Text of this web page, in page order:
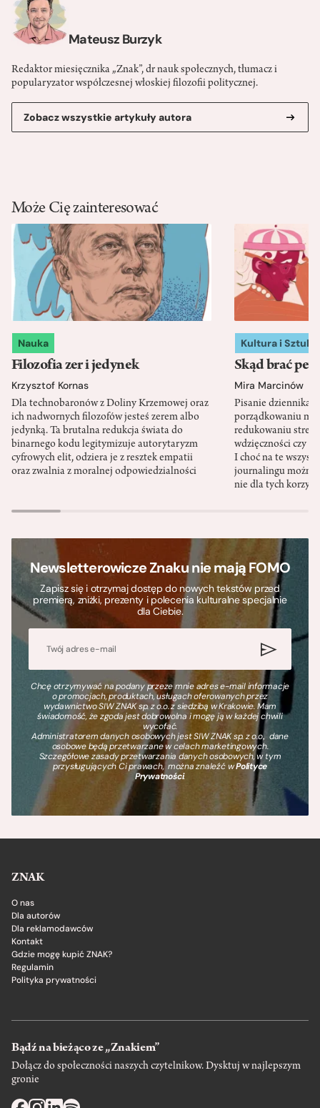
Mateusz Burzyk
Redaktor miesięcznika „Znak”, dr nauk społecznych, tłumacz i
popularyzator współczesnej włoskiej filozofii politycznej.
Zobacz wszystkie artykuły autora
Może Cię zainteresować
Nauka
Filozofia zer i jedynek
Krzysztof Kornas
Dla technobaronów z Doliny Krzemowej oraz
ich nadwornych filozofów jesteś zerem albo
jedynką. Ta brutalna redukcja świata do
binarnego kodu legitymizuje autorytaryzm
cyfrowych elit, odziera je z resztek empatii
oraz zwalnia z moralnej odpowiedzialności
Kultura i Sztuka
Skąd brać
Mira Marcinów
Pisanie dziennika
porządkowaniu
redukowaniu
wdzięczności czy
I choć na te
journalingu można
nie dla tych
Newsletterowicze Znaku nie mają FOMO
Zapisz się i otrzymaj dostęp do nowych tekstów przed
premierą, zniżki, prezenty i polecenia kulturalne specjalnie
dla Ciebie.
Chcę otrzymywać na podany przeze mnie adres e-mail informacje
o promocjach, produktach, usługach oferowanych przez
wydawnictwo SIW ZNAK sp. z o.o. z siedzibą w Krakowie. Mam
świadomość, że zgoda jest dobrowolna i mogę ją w każdej chwili
wycofać.
Administratorem danych osobowych jest SIW ZNAK sp. z o.o., dane
osobowe będą przetwarzane w celach marketingowych.
Szczegółowe zasady przetwarzania danych osobowych, w tym
przysługujących Ci prawach, można znaleźć wPolityce
Prywatności.
ZNAK
O nas
Dla autorów
Dla reklamodawców
Kontakt
Gdzie mogę kupić ZNAK?
Regulamin
Polityka prywatności
Bądź na bieżąco ze „Znakiem”
Dołącz do społeczności naszych czytelnikow. Dysktuj w najlepszym
gronie